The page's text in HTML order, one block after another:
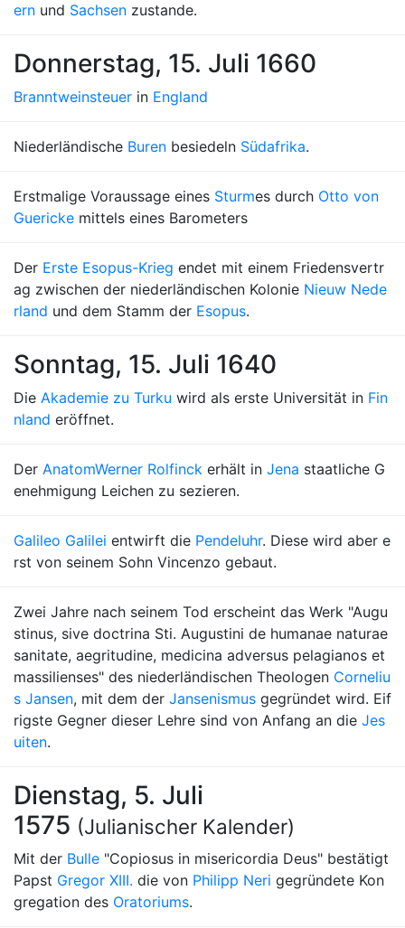
ern und Sachsen zustande.
Donnerstag, 15. Juli 1660
Branntweinsteuer in England
Niederländische Buren besiedeln Südafrika.
Erstmalige Voraussage eines Sturmes durch Otto von
Guericke mittels eines Barometers
Der Erste Esopus-Krieg endet mit einem Friedensvertr
ag zwischen der niederländischen Kolonie Nieuw Nede
rland und dem Stamm der Esopus.
Sonntag, 15. Juli 1640
Die Akademie zu Turku wird als erste Universität in Fin
nland eröffnet.
Der AnatomWerner Rolfinck erhält in Jena staatliche G
enehmigung Leichen zu sezieren.
Galileo Galilei entwirft die Pendeluhr. Diese wird aber e
rst von seinem Sohn Vincenzo gebaut.
Zwei Jahre nach seinem Tod erscheint das Werk "Augu
stinus, sive doctrina Sti. Augustini de humanae naturae
sanitate, aegritudine, medicina adversus pelagianos et
massilienses" des niederländischen Theologen Corneliu
s Jansen, mit dem der Jansenismus gegründet wird. Eif
rigste Gegner dieser Lehre sind von Anfang an die Jes
uiten.
Dienstag, 5. Juli
1575 (Julianischer Kalender)
Mit der Bulle "Copiosus in misericordia Deus" bestätigt
Papst Gregor XIII. die von Philipp Neri gegründete Kon
gregation des Oratoriums.